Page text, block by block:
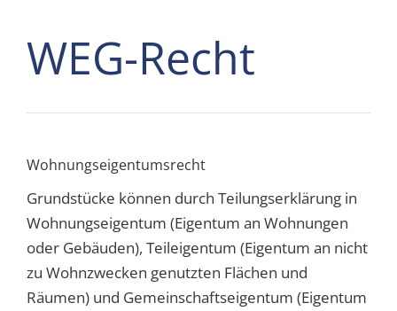
WEG-Recht
Wohnungseigentumsrecht
Grundstücke können durch Teilungserklärung in
Wohnungseigentum (Eigentum an Wohnungen
oder Gebäuden), Teileigentum (Eigentum an nicht
zu Wohnzwecken genutzten Flächen und
Räumen) und Gemeinschaftseigentum (Eigentum